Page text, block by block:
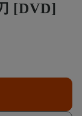
[DVD]